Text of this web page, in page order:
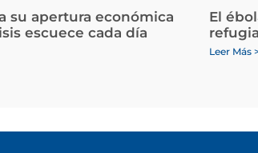
su apertura económica
escuece cada día
El
Leer Más